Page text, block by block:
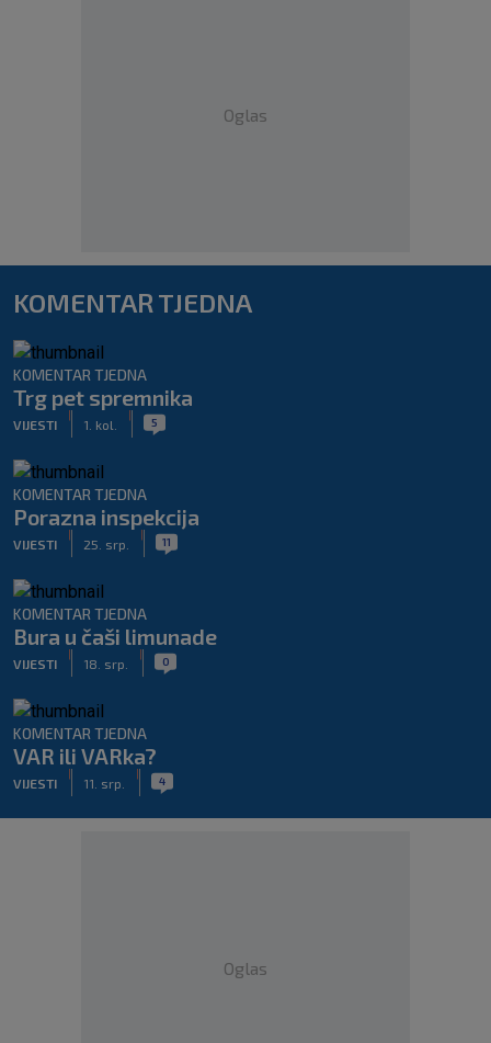
Oglas
KOMENTAR TJEDNA
KOMENTAR TJEDNA
Trg pet spremnika
VIJESTI 1. kol. 5
KOMENTAR TJEDNA
Porazna inspekcija
VIJESTI 25. srp. 11
KOMENTAR TJEDNA
Bura u čaši limunade
VIJESTI 18. srp. 0
KOMENTAR TJEDNA
VAR ili VARka?
VIJESTI 11. srp. 4
Oglas